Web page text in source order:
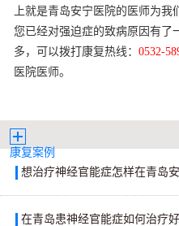
上就是青岛安宁医院的医师为
您已经对强迫症的致病原因有了
多，可以拨打康复热线： 0532-
医院医师。
康复案例
想治疗神经官能症怎样在青岛
在青岛患神经官能症如何治疗好